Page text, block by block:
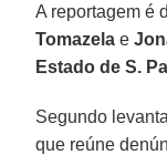
A reportagem é
Tomazela e
Estado de S.
Segundo
que reúne